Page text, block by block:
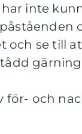
inte
och se till
och